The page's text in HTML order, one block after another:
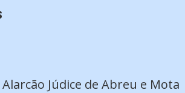
Júdice de Abreu e Mota